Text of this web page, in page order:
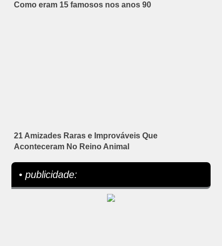
Como eram 15 famosos nos anos 90
21 Amizades Raras e Improváveis Que
Aconteceram No Reino Animal
• publicidade: